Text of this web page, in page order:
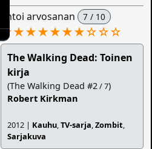
antoi arvosanan 7 / 10
★★★★★★★☆☆☆
The Walking Dead: Toinen
kirja
(The Walking Dead #2/ 7)
Robert Kirkman
2012 | Kauhu,TV-sarja,Zombit,
Sarjakuva